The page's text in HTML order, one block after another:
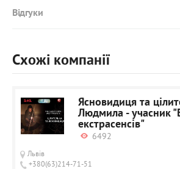
Відгуки
Схожі компанії
Ясновидиця та
Людмила - учасник
екстрасенсів"
6492
Львів
+380(63)214-71-51